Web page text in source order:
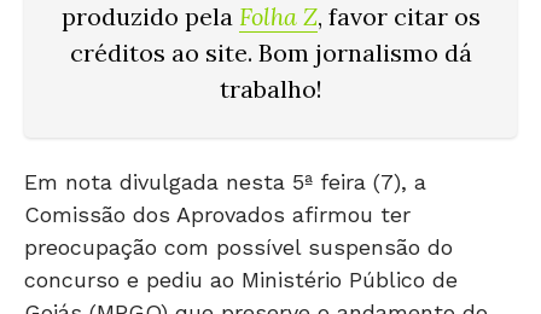
produzido pela Folha Z, favor citar os
créditos ao site. Bom jornalismo dá
trabalho!
Em nota divulgada nesta 5ª feira (7), a
Comissão dos Aprovados afirmou ter
preocupação com possível suspensão do
concurso e pediu ao Ministério Público de